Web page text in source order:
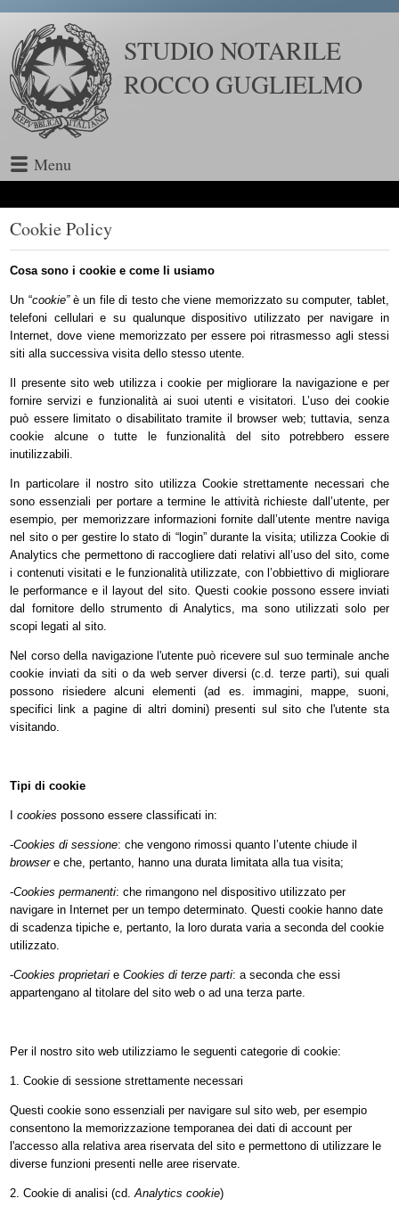
STUDIO NOTARILE
ROCCO GUGLIELMO
Menu
Cookie Policy
Cosa sono i cookie e come li usiamo
Un “cookie” è un file di testo che viene memorizzato su computer, tablet,
telefoni cellulari e su qualunque dispositivo utilizzato per navigare in
Internet, dove viene memorizzato per essere poi ritrasmesso agli stessi
siti alla successiva visita dello stesso utente.
Il presente sito web utilizza i cookie per migliorare la navigazione e per
fornire servizi e funzionalità ai suoi utenti e visitatori. L’uso dei cookie
può essere limitato o disabilitato tramite il browser web; tuttavia, senza
cookie alcune o tutte le funzionalità del sito potrebbero essere
inutilizzabili.
In particolare il nostro sito utilizza Cookie strettamente necessari che
sono essenziali per portare a termine le attività richieste dall’utente, per
esempio, per memorizzare informazioni fornite dall’utente mentre naviga
nel sito o per gestire lo stato di “login” durante la visita; utilizza Cookie di
Analytics che permettono di raccogliere dati relativi all’uso del sito, come
i contenuti visitati e le funzionalità utilizzate, con l’obbiettivo di migliorare
le performance e il layout del sito. Questi cookie possono essere inviati
dal fornitore dello strumento di Analytics, ma sono utilizzati solo per
scopi legati al sito.
Nel corso della navigazione l'utente può ricevere sul suo terminale anche
cookie inviati da siti o da web server diversi (c.d. terze parti), sui quali
possono risiedere alcuni elementi (ad es. immagini, mappe, suoni,
specifici link a pagine di altri domini) presenti sul sito che l'utente sta
visitando.
Tipi di cookie
Icookiespossono essere classificati in:
-Cookies di sessione: che vengono rimossi quanto l’utente chiude il
browsere che, pertanto, hanno una durata limitata alla tua visita;
-Cookies permanenti: che rimangono nel dispositivo utilizzato per
navigare in Internet per un tempo determinato. Questi cookie hanno date
di scadenza tipiche e, pertanto, la loro durata varia a seconda del cookie
utilizzato.
-Cookies proprietari eCookies di terze parti: a seconda che essi
appartengano al titolare del sito web o ad una terza parte.
Per il nostro sito web utilizziamo le seguenti categorie di cookie:
1. Cookie di sessione strettamente necessari
Questi cookie sono essenziali per navigare sul sito web, per esempio
consentono la memorizzazione temporanea dei dati di account per
l'accesso alla relativa area riservata del sito e permettono di utilizzare le
diverse funzioni presenti nelle aree riservate.
2. Cookie di analisi (cd.Analytics cookie)